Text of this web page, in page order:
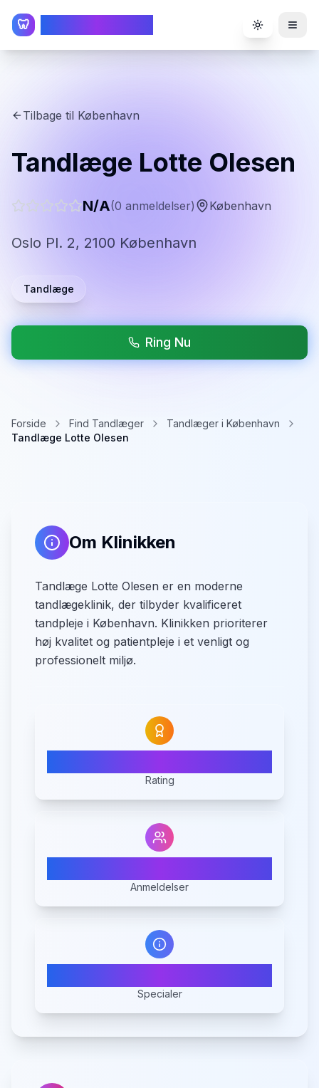
🦷 Toggle
Tilbage til København
Tandlæge Lotte Olesen
N/A(0 anmeldelser) København
Oslo Pl. 2, 2100 København
Tandlæge
Ring Nu
Forside Find Tandlæger
Tandlæger i København
Tandlæge Lotte Olesen
Om Klinikken
Tandlæge Lotte Olesen er en moderne
tandlægeklinik, der tilbyder kvalificeret
tandpleje i København. Klinikken prioriterer
høj kvalitet og patientpleje i et venligt og
professionelt miljø.
Rating
Anmeldelser
Specialer